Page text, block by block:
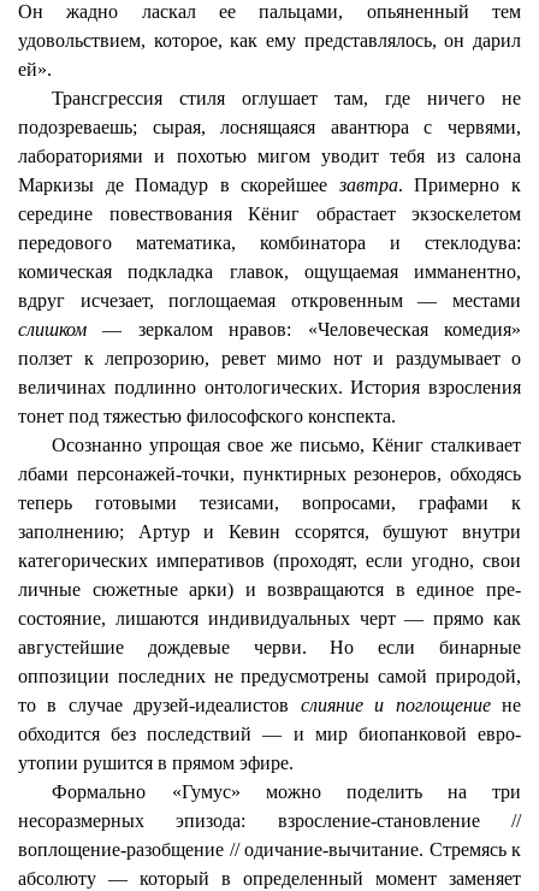
Он жадно ласкал ее пальцами, опьяненный тем
удовольствием, которое, как ему представлялось, он дарил
ей».
Трансгрессия стиля оглушает там, где ничего не
подозреваешь; сырая, лоснящаяся авантюра с червями,
лабораториями и похотью мигом уводит тебя из салона
Маркизы деПомадур в скорейшеезавтра. Примерно к
середине повествования Кёниг обрастает экзоскелетом
передового математика, комбинатора и стеклодува:
комическая подкладка главок, ощущаемая имманентно,
вдруг исчезает, поглощаемая откровенным — местами
слишком — зеркалом нравов: «Человеческая комедия»
ползет к лепрозорию, ревет мимо нот и раздумывает о
величинах подлинно онтологических. История взросления
тонет под тяжестью философского конспекта.
Осознанно упрощая свое же письмо,Кёниг сталкивает
лбами персонажей-точки, пунктирных резонеров, обходясь
теперь готовыми тезисами, вопросами, графами к
заполнению; Артур и Кевин ссорятся, бушуют внутри
категорических императивов (проходят, если угодно, свои
личные сюжетные арки) и возвращаются в единое пре-
состояние, лишаются индивидуальных черт — прямо как
августейшие дождевые черви. Но если бинарные
оппозиции последних не предусмотрены самой природой,
то в случае друзей-идеалистов слияние и поглощениене
обходится без последствий — и мир биопанковой евро-
утопии рушится в прямом эфире.
Формально «Гумус» можно поделить на три
несоразмерных эпизода: взросление-становление //
воплощение-разобщение // одичание-вычитание. Стремясь к
абсолюту — который в определенный момент заменяет